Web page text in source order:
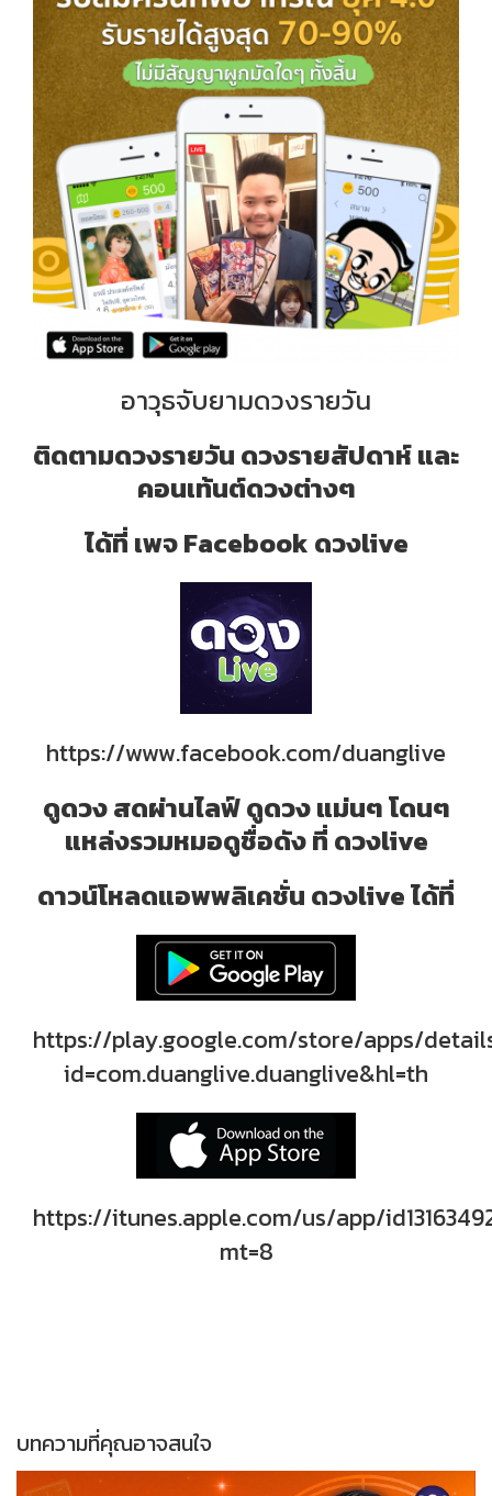
อาวุธจับยามดวงรายวัน
ติดตามดวงรายวัน ดวงรายสัปดาห์ และ
คอนเท้นต์ดวงต่างๆ
ได้ที่ เพจ Facebook ดวงlive
https://www.facebook.com/duanglive
ดูดวง สดผ่านไลฟ์ ดูดวง แม่นๆ โดนๆ
แหล่งรวมหมอดูชื่อดัง ที่ ดวงlive
ดาวน์โหลดแอพพลิเคชั่น ดวงlive ได้ที่
https://play.google.com/store/apps/
id=com.duanglive.duanglive&hl=th
https://itunes.apple.com/us/app/
mt=8
บทความที่คุณอาจสนใจ